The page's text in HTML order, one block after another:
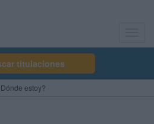
titulaciones
estoy?